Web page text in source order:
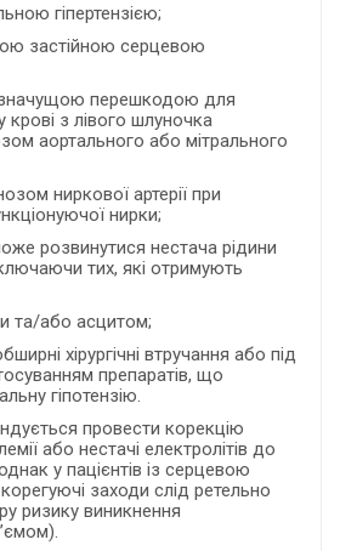
гіпертензією;
застійною серцевою
перешкодою для
крові з лівого шлуночка
аортального або мітрального
ниркової артерії при
нирки;
розвинутися нестача рідини
тих, які отримують
та/або асцитом;
хірургічні втручання або під
препаратів, що
гіпотензію.
провести корекцію
або нестачі електролітів до
у пацієнтів із серцевою
заходи слід ретельно
ризику виникнення